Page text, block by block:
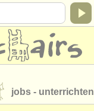
jobs - unterrichten